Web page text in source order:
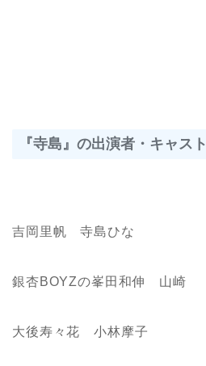
『寺島』の出演者・キャスト
吉岡里帆 寺島ひな
銀杏BOYZの峯田和伸 山崎
大後寿々花 小林摩子